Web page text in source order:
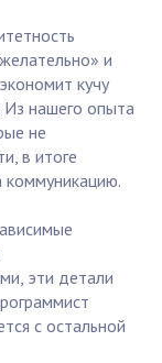
и
кучу
Из нашего опыта
не
в итоге
коммуникацию.
эти детали
с остальной